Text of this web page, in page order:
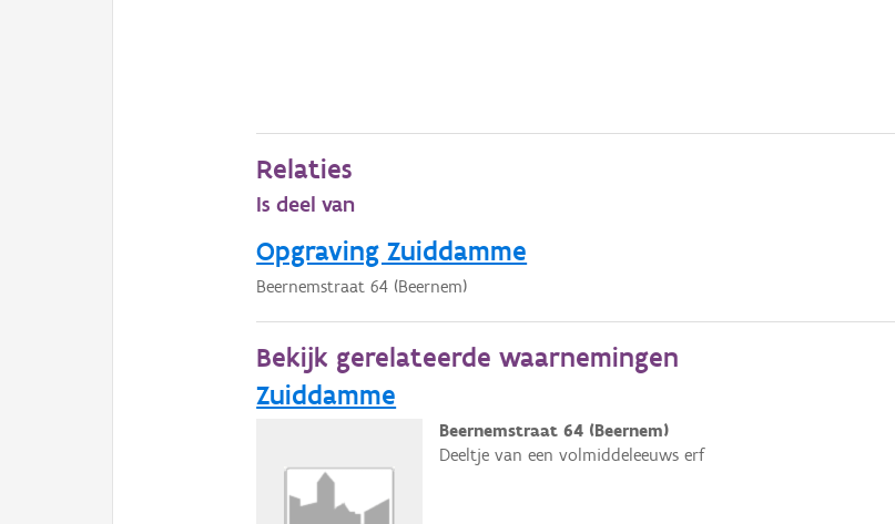
Relaties
Is deel van
Opgraving Zuiddamme
Beernemstraat 64 (Beernem)
Bekijk gerelateerde waarnemingen
Zuiddamme
Beernemstraat 64 (Beernem)
Deeltje van een volmiddeleeuws erf